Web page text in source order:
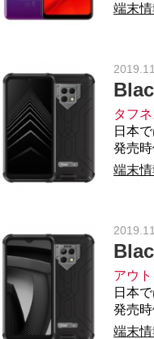
端末
タフ
発売時
端末
アウ
発売時
端末